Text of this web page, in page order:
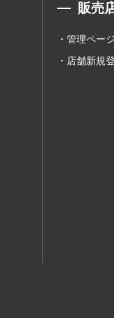
販売
管理ペー
店舗新規